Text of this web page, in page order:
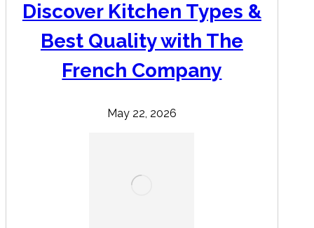
Discover Kitchen Types &
Best Quality with The
French Company
May 22, 2026